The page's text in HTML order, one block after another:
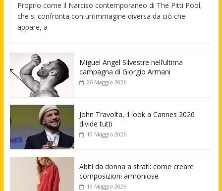
Proprio come il Narciso contemporaneo di The Pitti Pool,
che si confronta con un’immagine diversa da ciò che
appare, a
Miguel Angel Silvestre nell’ultima
campagna di Giorgio Armani
26 Maggio 2026
John Travolta, il look a Cannes 2026
divide tutti
19 Maggio 2026
Abiti da donna a strati: come creare
composizioni armoniose
19 Maggio 2026